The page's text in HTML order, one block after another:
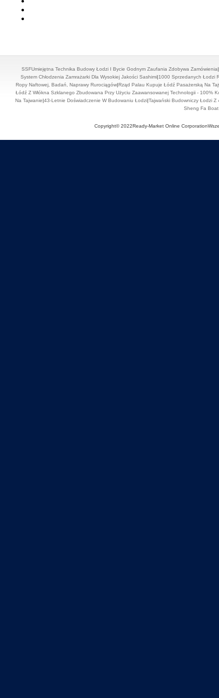
SSFUmiejętna Technika Budowy Łodzi I Bycie Godnym Zaufania Zdobywa Zamówienia|
System Chłodzenia Zamrażarki Dla Wysokiej Jakości Sashimi|1000 Sprzedanych Łodzi
Ropy Naftowej, Badań, Naprawy Rurociągów|Rząd Palau Kupuje Łódź Pasażerską Na
Łódź Z Włókna Szklanego Zbudowana Przy Użyciu Zaawansowanej Technologii - 100%
Na Tajwanie|43-Letnie Doświadczenie W Budowaniu Łodzi|Tajwański Budowniczy Łodzi Z
Sheng Fa
Copyright© 2022Ready-Market Online